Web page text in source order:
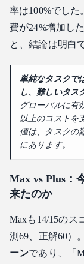
率は100%でし
費が24%増加し
と、結論は明白
単純なタスクで
し、難しいタス
グローバルに有
以上のコストを
値は、タスクの
にあります。
Max vs Plus：
来たのか
Maxも14/15のス
測69、正解60）。
ーンであり、「